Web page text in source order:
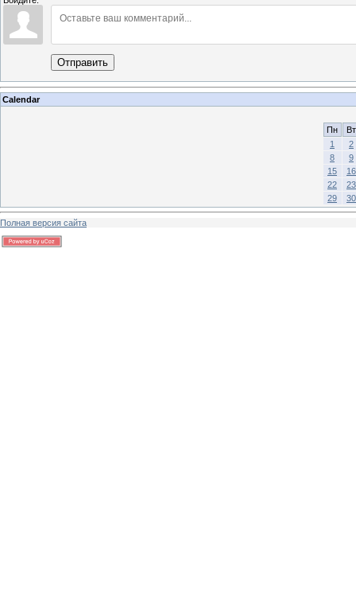
Отправить
Calendar
Пн
Вт
1
2
8
9
15
16
22
23
29
30
Полная версия сайта